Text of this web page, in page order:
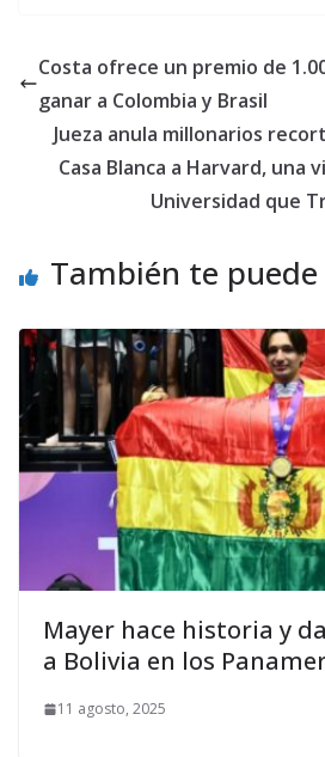
Costa ofrece un premio de
ganar a Colombia y Brasil
Jueza anula millonarios
Casa Blanca a Harvard, una
Universidad que
También te
Mayer hace historia y
a Bolivia en los
11 agosto, 2025